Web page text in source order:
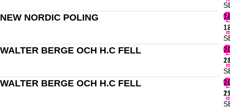
NEW NORDIC POLING
WALTER BERGE OCH H.C FELL
WALTER BERGE OCH H.C FELL